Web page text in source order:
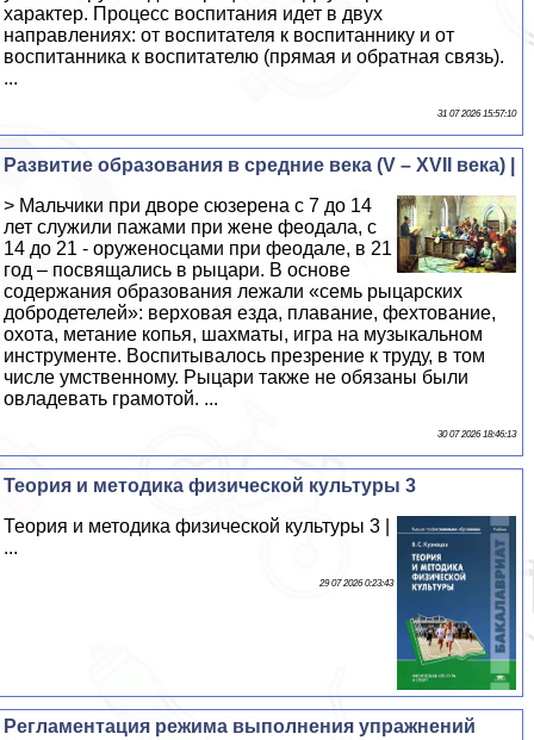
характер. Процесс воспитания идет в двух
направлениях: от воспитателя к воспитаннику и от
воспитанника к воспитателю (прямая и обратная связь).
...
31 07 2026 15:57:10
Развитие образования в средние века (V – XVII века) |
> Мальчики при дворе сюзерена с 7 до 14
лет служили пажами при жене феодала, с
14 до 21 - оруженосцами при феодале, в 21
год – посвящались в рыцари. В основе
содержания образования лежали «семь рыцарских
добродетелей»: верховая езда, плавание, фехтование,
охота, метание копья, шахматы, игра на музыкальном
инструменте. Воспитывалось презрение к труду, в том
числе умственному. Рыцари также не обязаны были
овладевать грамотой. ...
30 07 2026 18:46:13
Теория и методика физической культуры 3
Теория и методика физической культуры 3 |
...
29 07 2026 0:23:43
Регламентация режима выполнения упражнений